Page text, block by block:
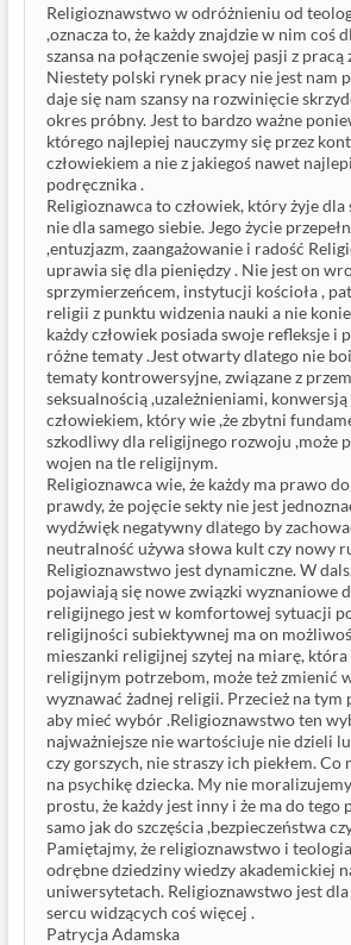
Religioznawstwo w odróżnieniu od
,oznacza to, że każdy znajdzie w nim coś
szansa na połączenie swojej pasji z
Niestety polski rynek pracy nie jest nam
daje się nam szansy na rozwinięcie
okres próbny. Jest to bardzo ważne
którego najlepiej nauczymy się przez
człowiekiem a nie z jakiegoś nawet
podręcznika .
Religioznawca to człowiek, który żyje
nie dla samego siebie. Jego życie
,entuzjazm, zaangażowanie i radość
uprawia się dla pieniędzy . Nie jest on
sprzymierzeńcem, instytucji kościoła ,
religii z punktu widzenia nauki a nie
każdy człowiek posiada swoje refleksje i
różne tematy .Jest otwarty dlatego nie
tematy kontrowersyjne, związane z
seksualnością ,uzależnieniami, konwersją
człowiekiem, który wie ,że zbytni
szkodliwy dla religijnego rozwoju ,może
wojen na tle religijnym.
Religioznawca wie, że każdy ma prawo
prawdy, że pojęcie sekty nie jest
wydźwięk negatywny dlatego by
neutralność używa słowa kult czy nowy
Religioznawstwo jest dynamiczne. W
pojawiają się nowe związki wyznaniowe
religijnego jest w komfortowej sytuacji
religijności subiektywnej ma on
mieszanki religijnej szytej na miarę,
religijnym potrzebom, może też zmienić
wyznawać żadnej religii. Przecież na tym
aby mieć wybór .Religioznawstwo ten
najważniejsze nie wartościuje nie dzieli
czy gorszych, nie straszy ich piekłem. Co
na psychikę dziecka. My nie
prostu, że każdy jest inny i że ma do tego
samo jak do szczęścia ,bezpieczeństwa
Pamiętajmy, że religioznawstwo i
odrębne dziedziny wiedzy akademickiej
uniwersytetach. Religioznawstwo jest
sercu widzących coś więcej .
Patrycja Adamska